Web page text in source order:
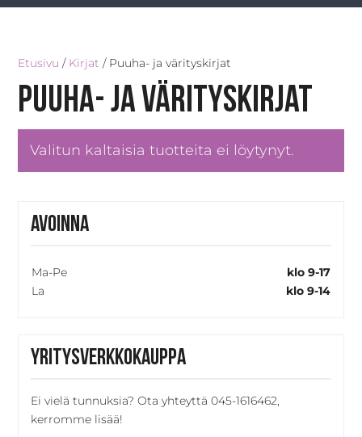
Etusivu / Kirjat / Puuha- ja värityskirjat
Puuha- ja värityskirjat
Valitun kaltaisia tuotteita ei löytynyt.
Avoinna
Ma-Pe
klo 9-17
La
klo 9-14
Yritysverkkokauppa
Ei vielä tunnuksia? Ota yhteyttä 045-1616462,
kerromme lisää!